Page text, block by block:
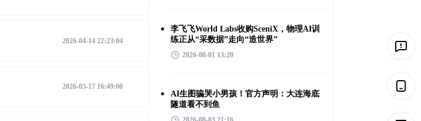
2026-04-14 22:23:04
2026-03-17 16:49:00
李飞飞World Labs收购SceniX，物理AI训
练正从“采数据”走向“造世界”
2026-08-01 13:20
AI生图骗哭小男孩！官方声明：大连海底
隧道看不到鱼